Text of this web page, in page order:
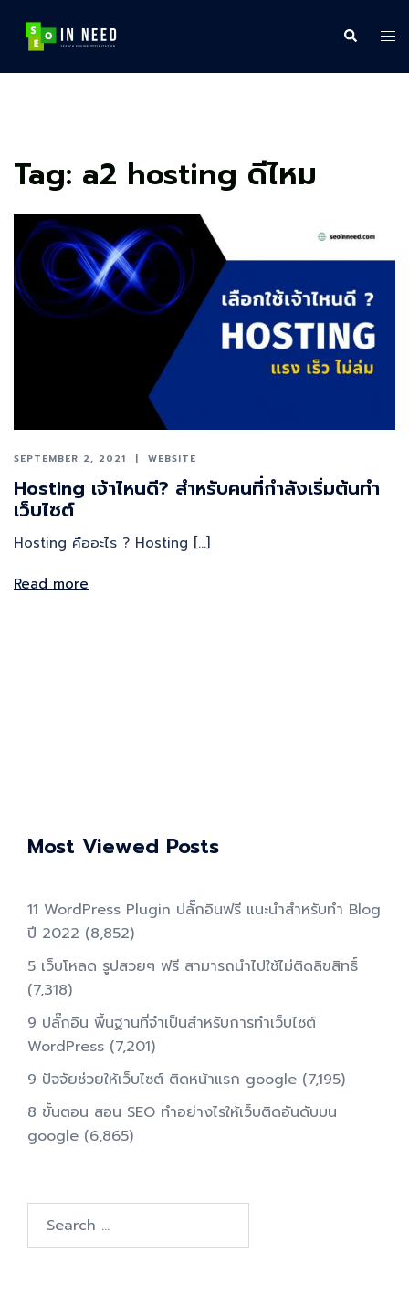
content
Search
Tag: a2 hosting ดีไหม
SEPTEMBER 2, 2021 WEBSITE
Hosting เจ้าไหนดี? สำหรับคนที่กำลังเริ่มต้นทำ
เว็บไซต์
Hosting คืออะไร ? Hosting […]
Read more
Most Viewed Posts
11 WordPress Plugin ปลั๊กอินฟรี แนะนำสำหรับทำ Blog
ปี 2022 (8,852)
5 เว็บโหลด รูปสวยๆ ฟรี สามารถนำไปใช้ไม่ติดลิขสิทธิ์
(7,318)
9 ปลั๊กอิน พื้นฐานที่จำเป็นสำหรับการทําเว็บไซต์
WordPress (7,201)
9 ปัจจัยช่วยให้เว็บไซต์ ติดหน้าแรก google (7,195)
8 ขั้นตอน สอน SEO ทําอย่างไรให้เว็บติดอันดับบน
google (6,865)
for: